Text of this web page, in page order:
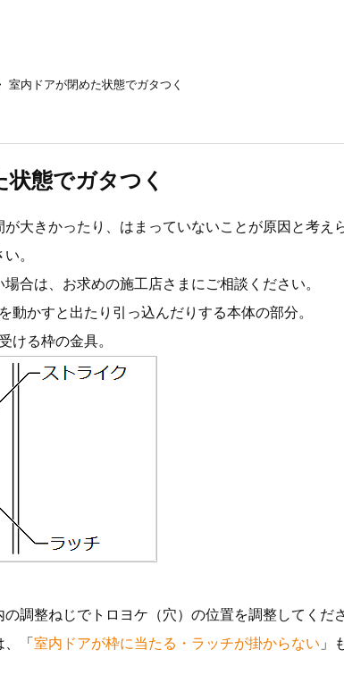
室内ドアが閉めた状態でガタつく
態でガタつく
大きかったり、はまっていないことが原因と考え
。
合は、お求めの施工店さまにご相談ください。
動かすと出たり引っ込んだりする本体の部分。
ける枠の金具。
の調整ねじでトロヨケ（穴）の位置を調整してくだ
「 室内ドアが枠に当たる・ラッチが掛からない 」